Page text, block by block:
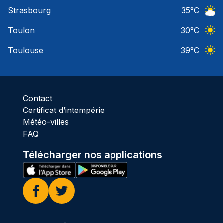
Strasbourg
35°C
Toulon
30°C
Toulouse
39°C
Contact
Certificat d’intempérie
Météo-villes
FAQ
Télécharger nos applications
Facebook
Twitter